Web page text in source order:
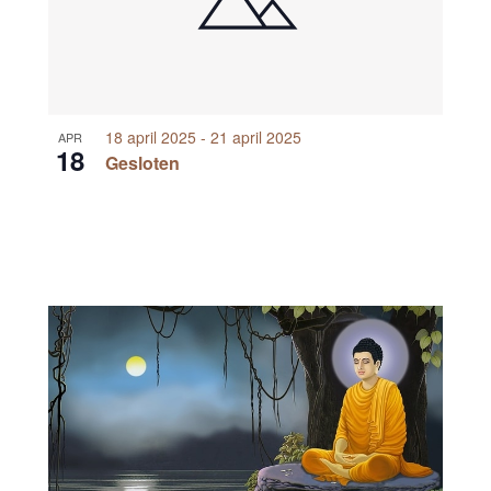
APR
18 Gesloten
18 april 2025 - 21 april 2025